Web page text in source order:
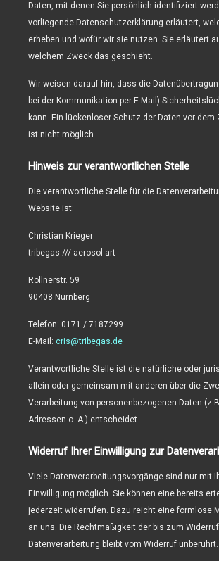
Daten, mit denen Sie persönlich identifiziert
vorliegende Datenschutzerklärung erläutert,
erheben und wofür wir sie nutzen. Sie erläutert
welchem Zweck das geschieht.
Wir weisen darauf hin, dass die
bei der Kommunikation per E-Mail)
kann. Ein lückenloser Schutz der Daten vor
ist nicht möglich.
Hinweis zur verantwortlichen Stelle
Die verantwortliche Stelle für die
Website ist:
Christian Krieger
tribegas /// aerosol art
Rollnerstr. 59
90408 Nürnberg
Telefon: 0171 / 7187299
E-Mail: cris@tribegas.de
Verantwortliche Stelle ist die natürliche oder
allein oder gemeinsam mit anderen über die
Verarbeitung von personenbezogenen Daten
Adressen o. Ä.) entscheidet.
Widerruf Ihrer Einwilligung zur
Viele Datenverarbeitungsvorgänge sind nur mit
Einwilligung möglich. Sie können eine bereits
jederzeit widerrufen. Dazu reicht eine formlose
an uns. Die Rechtmäßigkeit der bis zum
Datenverarbeitung bleibt vom Widerruf unberührt.